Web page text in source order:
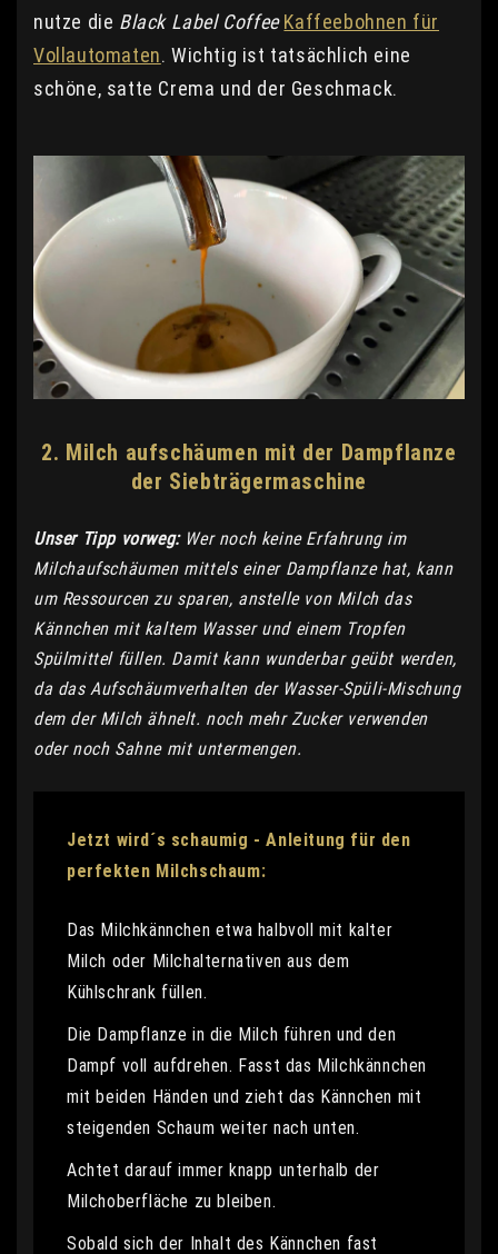
nutze die Black Label Coffee Kaffeebohnen für
Vollautomaten. Wichtig ist tatsächlich eine
schöne, satte Crema und der Geschmack.
2. Milch aufschäumen mit der Dampflanze
der Siebträgermaschine
Unser Tipp vorweg:Wer noch keine Erfahrung im
Milchaufschäumen mittels einer Dampflanze hat, kann
um Ressourcen zu sparen, anstelle von Milch das
Kännchen mit kaltem Wasser und einem Tropfen
Spülmittel füllen. Damit kann wunderbar geübt werden,
da das Aufschäumverhalten der Wasser-Spüli-Mischung
dem der Milch ähnelt. noch mehr Zucker verwenden
oder noch Sahne mit untermengen.
Jetzt wird´s schaumig - Anleitung für den
perfekten Milchschaum:
Das Milchkännchen etwa halbvoll mit kalter
Milch oder Milchalternativen aus dem
Kühlschrank füllen.
Die Dampflanze in die Milch führen und den
Dampf voll aufdrehen. Fasst das Milchkännchen
mit beiden Händen und zieht das Kännchen mit
steigenden Schaum weiter nach unten.
Achtet darauf immer knapp unterhalb der
Milchoberfläche zu bleiben.
Sobald sich der Inhalt des Kännchen fast